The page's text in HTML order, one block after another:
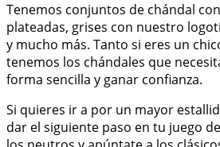
Tenemos conjuntos de chándal
plateadas, grises con nuestro
y mucho más. Tanto si eres un
tenemos los chándales que
forma sencilla y ganar confianza.
Si quieres ir a por un mayor
dar el siguiente paso en tu juego